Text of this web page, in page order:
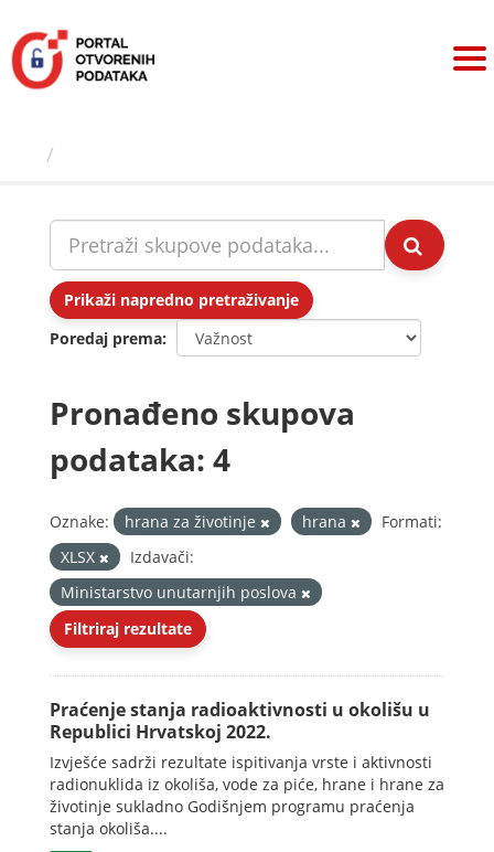
sadržaj
Prikaži napredno pretraživanje
Poredaj prema
Pronađeno skupova
podataka: 4
Oznake: hrana za životinje hrana
Formati:
XLSX
Izdavači:
Ministarstvo unutarnjih poslova
Filtriraj rezultate
Praćenje stanja radioaktivnosti u okolišu u
Republici Hrvatskoj 2022.
Izvješće sadrži rezultate ispitivanja vrste i aktivnosti
radionuklida iz okoliša, vode za piće, hrane i hrane za
životinje sukladno Godišnjem programu praćenja
stanja okoliša....